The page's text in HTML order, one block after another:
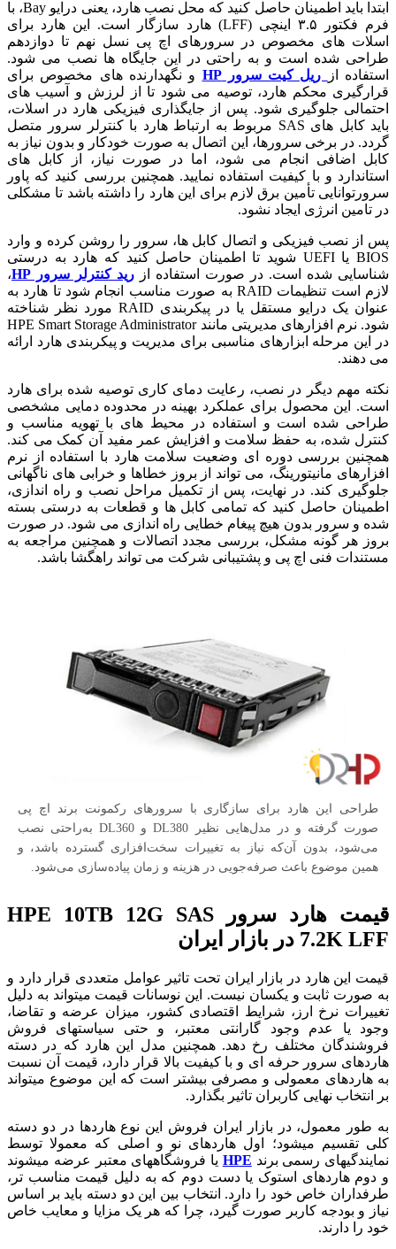
ابتدا باید اطمینان حاصل کنید که محل نصب هارد، یعنی درایو Bay، با
فرم فکتور ۳.۵ اینچی (LFF) هارد سازگار است. این هارد برای
اسلات های مخصوص در سرورهای اچ پی نسل نهم تا دوازدهم
طراحی شده است و به راحتی در این جایگاه ها نصب می شود.
استفاده از
ریل کیت سرور HP
و نگهدارنده های مخصوص برای
قرارگیری محکم هارد، توصیه می شود تا از لرزش و آسیب های
احتمالی جلوگیری شود. پس از جایگذاری فیزیکی هارد در اسلات،
باید کابل های SAS مربوط به ارتباط هارد با کنترلر سرور متصل
گردد. در برخی سرورها، این اتصال به صورت خودکار و بدون نیاز به
کابل اضافی انجام می شود، اما در صورت نیاز، از کابل های
استاندارد و با کیفیت استفاده نمایید. همچنین بررسی کنید که پاور
سرورتوانایی تأمین برق لازم برای این هارد را داشته باشد تا مشکلی
در تامین انرژی ایجاد نشود.
پس از نصب فیزیکی و اتصال کابل ها، سرور را روشن کرده و وارد
BIOS یا UEFI شوید تا اطمینان حاصل کنید که هارد به درستی
شناسایی شده است. در صورت استفاده از رید کنترلر سرور HP
،
لازم است تنظیمات RAID به صورت مناسب انجام شود تا هارد به
عنوان یک درایو مستقل یا در پیکربندی RAID مورد نظر شناخته
شود. نرم افزارهای مدیریتی مانند HPE Smart Storage Administrator
در این مرحله ابزارهای مناسبی برای مدیریت و پیکربندی هارد ارائه
می دهند.
نکته مهم دیگر در نصب، رعایت دمای کاری توصیه شده برای هارد
است. این محصول برای عملکرد بهینه در محدوده دمایی مشخصی
طراحی شده است و استفاده در محیط های با تهویه مناسب و
کنترل شده، به حفظ سلامت و افزایش عمر مفید آن کمک می کند.
همچنین بررسی دوره ای وضعیت سلامت هارد با استفاده از نرم
افزارهای مانیتورینگ، می تواند از بروز خطاها و خرابی های ناگهانی
جلوگیری کند. در نهایت، پس از تکمیل مراحل نصب و راه اندازی،
اطمینان حاصل کنید که تمامی کابل ها و قطعات به درستی بسته
شده و سرور بدون هیچ پیغام خطایی راه اندازی می شود. در صورت
بروز هر گونه مشکل، بررسی مجدد اتصالات و همچنین مراجعه به
مستندات فنی اچ پی و پشتیبانی شرکت می تواند راهگشا باشد.
طراحی این هارد برای سازگاری با سرورهای رکمونت برند اچ پی
صورت گرفته و در مدل‌هایی نظیر DL380 و DL360 به‌راحتی نصب
می‌شود، بدون آن‌که نیاز به تغییرات سخت‌افزاری گسترده باشد، و
همین موضوع باعث صرفه‌جویی در هزینه و زمان پیاده‌سازی می‌شود.
قیمت هارد سرور HPE 10TB 12G SAS
7.2K LFF در بازار ایران
قیمت این هارد در بازار ایران تحت تاثیر عوامل متعددی قرار دارد و
به صورت ثابت و یکسان نیست. این نوسانات قیمت میتواند به دلیل
تغییرات نرخ ارز، شرایط اقتصادی کشور، میزان عرضه و تقاضا،
وجود یا عدم وجود گارانتی معتبر، و حتی سیاستهای فروش
فروشندگان مختلف رخ دهد. همچنین مدل این هارد که در دسته
هاردهای سرور حرفه ای و با کیفیت بالا قرار دارد، قیمت آن نسبت
به هاردهای معمولی و مصرفی بیشتر است که این موضوع میتواند
بر انتخاب نهایی کاربران تاثیر بگذارد.
به طور معمول، در بازار ایران فروش این نوع هاردها در دو دسته
کلی تقسیم میشود؛ اول هاردهای نو و اصلی که معمولا توسط
نمایندگیهای رسمی برند HPE یا فروشگاههای معتبر عرضه میشوند
و دوم هاردهای استوک یا دست دوم که به دلیل قیمت مناسب تر،
طرفداران خاص خود را دارد. انتخاب بین این دو دسته باید بر اساس
نیاز و بودجه کاربر صورت گیرد، چرا که هر یک مزایا و معایب خاص
خود را دارند.